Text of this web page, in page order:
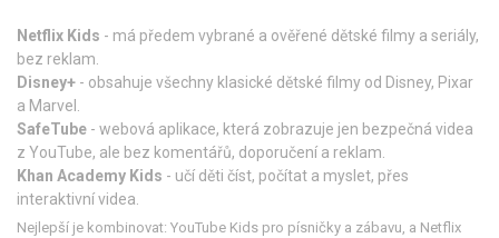
Netflix Kids - má předem vybrané a ověřené dětské filmy a seriály,
bez reklam.
Disney+ - obsahuje všechny klasické dětské filmy od Disney, Pixar
a Marvel.
SafeTube - webová aplikace, která zobrazuje jen bezpečná videa
z YouTube, ale bez komentářů, doporučení a reklam.
Khan Academy Kids - učí děti číst, počítat a myslet, přes
interaktivní videa.
Nejlepší je kombinovat: YouTube Kids pro písničky a zábavu, a Netflix